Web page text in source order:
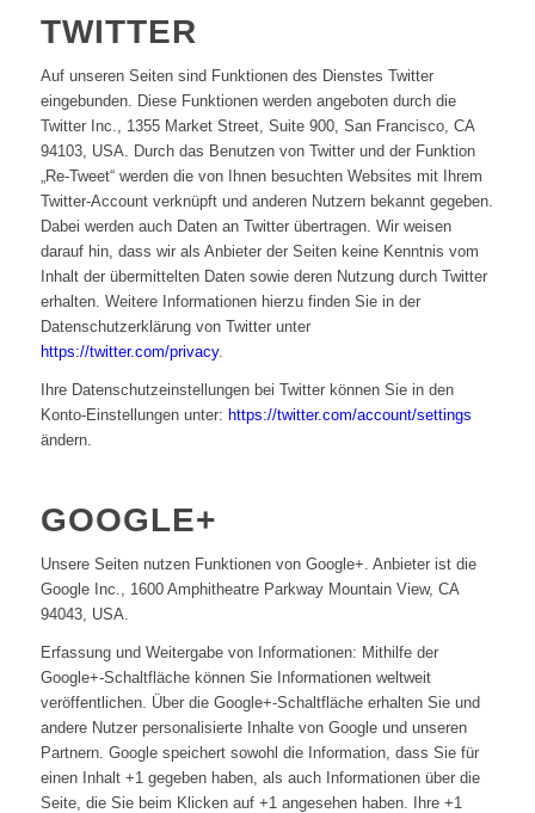
TWITTER
Auf unseren Seiten sind Funktionen des Dienstes Twitter
eingebunden. Diese Funktionen werden angeboten durch die
Twitter Inc., 1355 Market Street, Suite 900, San Francisco, CA
94103, USA. Durch das Benutzen von Twitter und der Funktion
„Re-Tweet“ werden die von Ihnen besuchten Websites mit Ihrem
Twitter-Account verknüpft und anderen Nutzern bekannt gegeben.
Dabei werden auch Daten an Twitter übertragen. Wir weisen
darauf hin, dass wir als Anbieter der Seiten keine Kenntnis vom
Inhalt der übermittelten Daten sowie deren Nutzung durch Twitter
erhalten. Weitere Informationen hierzu finden Sie in der
Datenschutzerklärung von Twitter unter
https://twitter.com/privacy.
Ihre Datenschutzeinstellungen bei Twitter können Sie in den
Konto-Einstellungen unter: https://twitter.com/account/settings
ändern.
GOOGLE+
Unsere Seiten nutzen Funktionen von Google+. Anbieter ist die
Google Inc., 1600 Amphitheatre Parkway Mountain View, CA
94043, USA.
Erfassung und Weitergabe von Informationen: Mithilfe der
Google+-Schaltfläche können Sie Informationen weltweit
veröffentlichen. Über die Google+-Schaltfläche erhalten Sie und
andere Nutzer personalisierte Inhalte von Google und unseren
Partnern. Google speichert sowohl die Information, dass Sie für
einen Inhalt +1 gegeben haben, als auch Informationen über die
Seite, die Sie beim Klicken auf +1 angesehen haben. Ihre +1